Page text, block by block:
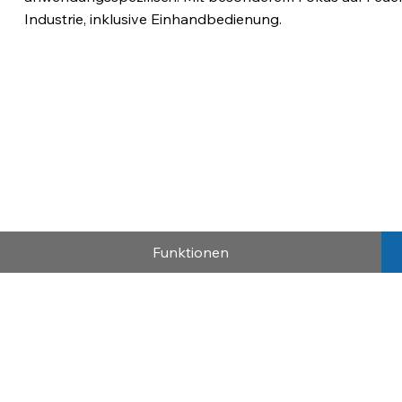
Industrie, inklusive Einhandbedienung.
Funktionen